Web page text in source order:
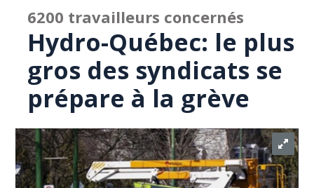
6200 travailleurs concernés
Hydro-Québec: le plus
gros des syndicats se
prépare à la grève